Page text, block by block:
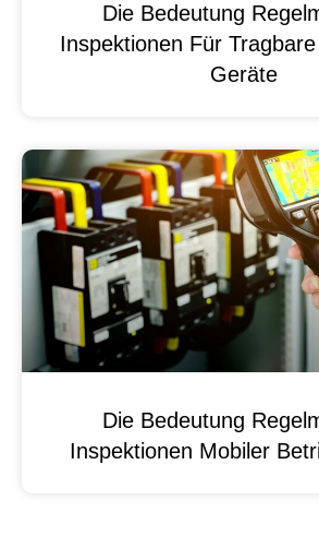
Die Bedeutung
Inspektionen Für
Geräte
Die Bedeutung
Inspektionen Mobiler